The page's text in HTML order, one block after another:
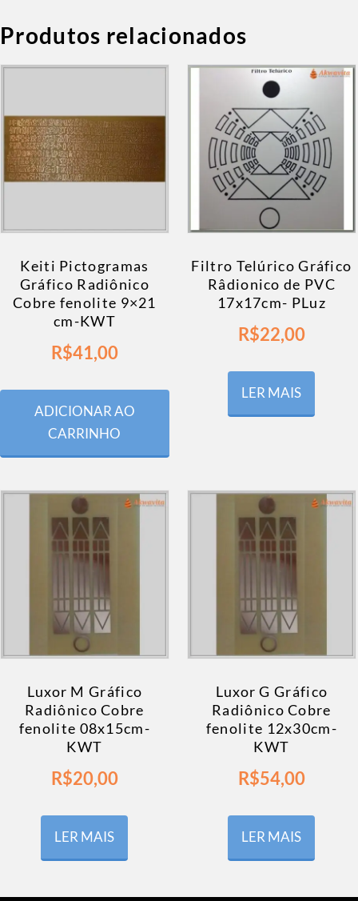
Produtos relacionados
Keiti Pictogramas
Gráfico Radiônico
Cobre fenolite 9×21
cm-KWT
R$41,00
ADICIONAR AO
CARRINHO
Filtro Telúrico Gráfico
Râdionico de PVC
17x17cm- PLuz
R$22,00
LER MAIS
Luxor M Gráfico
Radiônico Cobre
fenolite 08x15cm-
KWT
R$20,00
LER MAIS
Luxor G Gráfico
Radiônico Cobre
fenolite 12x30cm-
KWT
R$54,00
LER MAIS